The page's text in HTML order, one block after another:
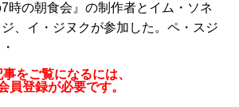
時の朝食会』の制作者とイム・ソネ
、イ・ジヌクが参加した。ペ・スジ
事をご覧になるには、
員登録が必要です。